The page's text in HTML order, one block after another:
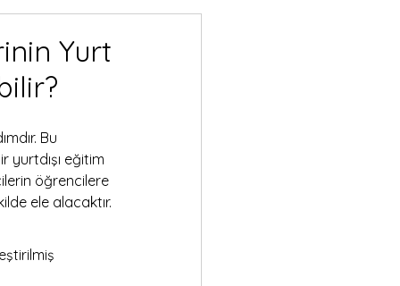
Yurt
Bu
yurtdışı eğitim
öğrencilere
ele alacaktır.